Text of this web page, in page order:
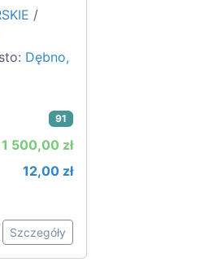
/
Dębno,
91
1 500,00 zł
12,00 zł
Szczegóły